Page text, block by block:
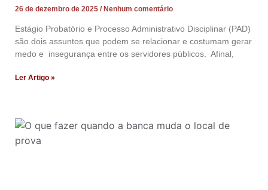
26 de dezembro de 2025 Nenhum comentário
Estágio Probatório e Processo Administrativo Disciplinar (PAD)
são dois assuntos que podem se relacionar e costumam gerar
medo e insegurança entre os servidores públicos. Afinal,
Ler Artigo »